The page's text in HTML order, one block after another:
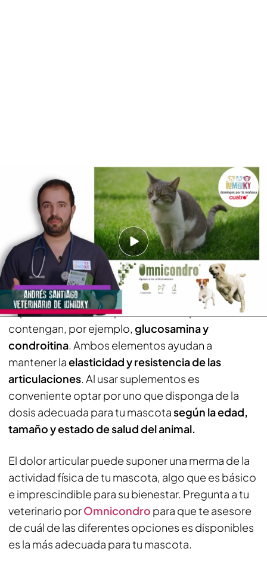
Omnicondro articulaciones ayuda a mejorar la resistencia y flexibilidad
Así como loshumanos recurrimos a la
suplementación para reforzar la salud de
nuestras articulaciones, también podemos
hacerlo con nuestras mascotas. Aunque una
alimentación equilibrada es fundamental, es
ocasiones es necesario complementar con
suplementos condroproctectores que
contengan, por ejemplo, glucosamina y
condroitina. Ambos elementos ayudan a
mantener laelasticidad y resistencia de las
articulaciones. Al usar suplementos es
conveniente optar por uno que disponga de la
dosis adecuada para tu mascotasegún la edad,
tamaño y estado de salud del animal.
El dolor articular puede suponer una merma de la
actividad física de tu mascota, algo que es básico
e imprescindible para su bienestar. Pregunta a tu
veterinario porOmnicondro para que te asesore
de cuál de las diferentes opciones es disponibles
es la más adecuada para tu mascota.